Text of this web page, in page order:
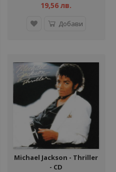
19,56 лв.
Добави
Michael Jackson ‎- Thriller
- CD